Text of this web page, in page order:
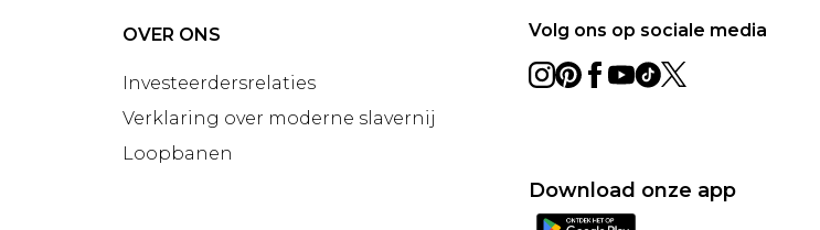
OVER ONS
Investeerdersrelaties
Verklaring over moderne slavernij
Loopbanen
Volg ons op sociale media
Download onze app